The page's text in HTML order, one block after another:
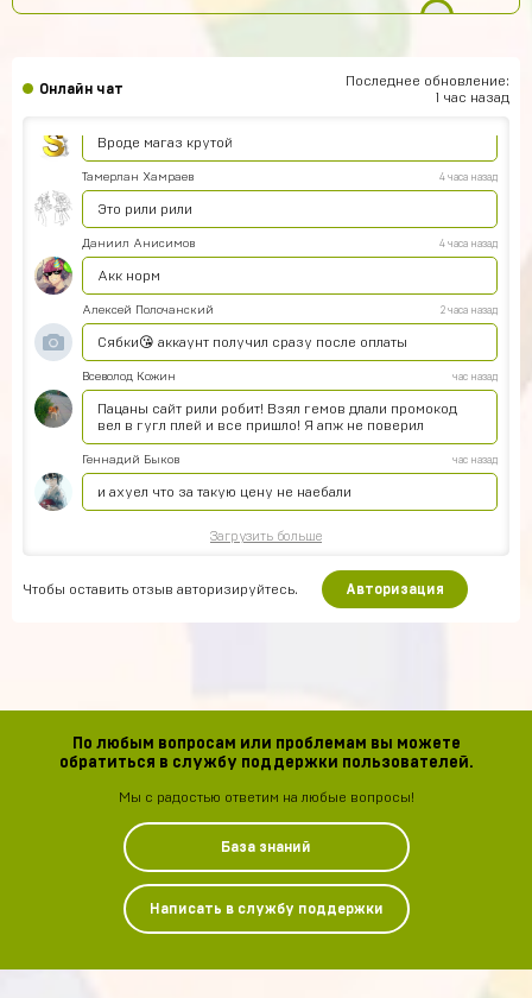
Онлайн чат
Последнее обновление:
1 час назад
Вроде магаз крутой
Тамерлан Хамраев 4 часа назад
Это рили рили
Даниил Анисимов 4 часа назад
Акк норм
Алексей Полочанский 2 часа назад
Сябки😘 аккаунт получил сразу после оплаты
Всеволод Кожин час назад
Пацаны сайт рили робит! Взял гемов длали промокод
вел в гугл плей и все пришло! Я апж не поверил
Геннадий Быков час назад
и ахуел что за такую цену не наебали
Загрузить больше
Чтобы оставить отзыв авторизируйтесь. Авторизация
По любым вопросам или проблемам вы можете
обратиться в службу поддержки пользователей.
Мы с радостью ответим на любые вопросы!
База знаний
Написать в службу поддержки